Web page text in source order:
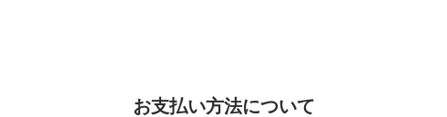
お支払い方法について